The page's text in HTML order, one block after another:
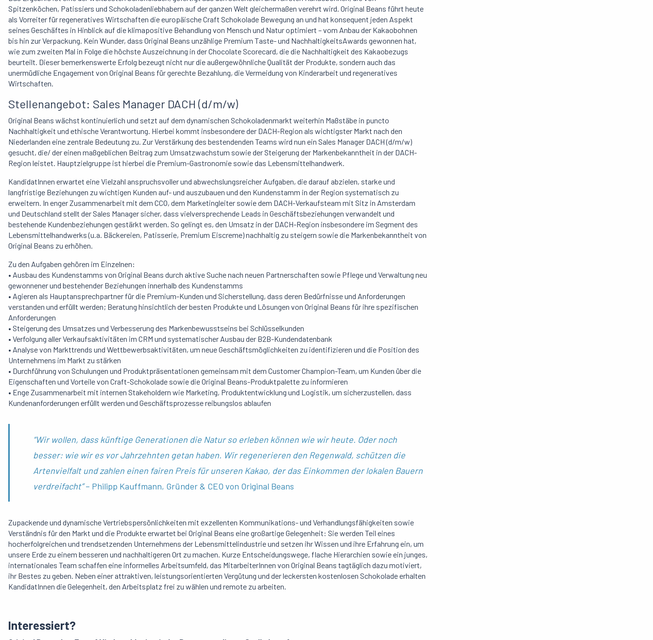
Spitzenköchen, Patissiers und Schokoladenliebhabern auf der ganzen Welt gleichermaßen verehrt wird. Original Beans führt heute
als Vorreiter für regeneratives Wirtschaften die europäische Craft Schokolade Bewegung an und hat konsequent jeden Aspekt
seines Geschäftes in Hinblick auf die klimapositive Behandlung von Mensch und Natur optimiert – vom Anbau der Kakaobohnen
bis hin zur Verpackung. Kein Wunder, dass Original Beans unzählige Premium Taste- und NachhaltigkeitsAwards gewonnen hat,
wie zum zweiten Mal in Folge die höchste Auszeichnung in der Chocolate Scorecard, die die Nachhaltigkeit des Kakaobezugs
beurteilt. Dieser bemerkenswerte Erfolg bezeugt nicht nur die außergewöhnliche Qualität der Produkte, sondern auch das
unermüdliche Engagement von Original Beans für gerechte Bezahlung, die Vermeidung von Kinderarbeit und regeneratives
Wirtschaften.
Stellenangebot: Sales Manager DACH (d/m/w)
Original Beans wächst kontinuierlich und setzt auf dem dynamischen Schokoladenmarkt weiterhin Maßstäbe in puncto
Nachhaltigkeit und ethische Verantwortung. Hierbei kommt insbesondere der DACH-Region als wichtigster Markt nach den
Niederlanden eine zentrale Bedeutung zu. Zur Verstärkung des bestendenden Teams wird nun ein Sales Manager DACH(d/m/w)
gesucht, die/ der einen maßgeblichen Beitrag zum Umsatzwachstum sowie der Steigerung der Markenbekanntheit in der DACH-
Region leistet. Hauptzielgruppe ist hierbei die Premium-Gastronomie sowie das Lebensmittelhandwerk.
KandidatInnen erwartet eine Vielzahl anspruchsvoller und abwechslungsreicher Aufgaben, die darauf abzielen, starke und
langfristige Beziehungen zu wichtigen Kunden auf- und auszubauen und den Kundenstamm in der Region systematisch zu
erweitern. In enger Zusammenarbeit mit dem CCO, dem Marketingleiter sowie dem DACH-Verkaufsteam mit Sitz in Amsterdam
und Deutschland stellt der Sales Manager sicher, dass vielversprechende Leads in Geschäftsbeziehungen verwandelt und
bestehende Kundenbeziehungen gestärkt werden. So gelingt es, den Umsatz in der DACH-Region insbesondere im Segment des
Lebensmittelhandwerks (u.a. Bäckereien, Patisserie, Premium Eiscreme) nachhaltig zu steigern sowie die Markenbekanntheit von
Original Beans zu erhöhen.
Zu den Aufgaben gehören im Einzelnen:
• Ausbau des Kundenstamms von Original Beans durch aktive Suche nach neuen Partnerschaften sowie Pflege und Verwaltung neu
gewonnener und bestehender Beziehungen innerhalb des Kundenstamms
• Agieren als Hauptansprechpartner für die Premium-Kunden und Sicherstellung, dass deren Bedürfnisse und Anforderungen
verstanden und erfüllt werden; Beratung hinsichtlich der besten Produkte und Lösungen von Original Beans für ihre spezifischen
Anforderungen
• Steigerung des Umsatzes und Verbesserung des Markenbewusstseins bei Schlüsselkunden
• Verfolgung aller Verkaufsaktivitäten im CRM und systematischer Ausbau der B2B-Kundendatenbank
• Analyse von Markttrends und Wettbewerbsaktivitäten, um neue Geschäftsmöglichkeiten zu identifizieren und die Position des
Unternehmens im Markt zu stärken
• Durchführung von Schulungen und Produktpräsentationen gemeinsam mit dem Customer Champion-Team, um Kunden über die
Eigenschaften und Vorteile von Craft-Schokolade sowie die Original Beans-Produktpalette zu informieren
• Enge Zusammenarbeit mit internen Stakeholdern wie Marketing, Produktentwicklung und Logistik, um sicherzustellen, dass
Kundenanforderungen erfüllt werden und Geschäftsprozesse reibungslos ablaufen
“Wir wollen, dass künftige Generationen die Natur so erleben können wie wir heute. Oder noch
besser: wie wir es vor Jahrzehnten getan haben. Wir regenerieren den Regenwald, schützen die
Artenvielfalt und zahlen einen fairen Preis für unseren Kakao, der das Einkommen der lokalen Bauern
verdreifacht”– Philipp Kauffmann, Gründer & CEO von Original Beans
Zupackende und dynamische Vertriebspersönlichkeiten mit exzellenten Kommunikations- und Verhandlungsfähigkeiten sowie
Verständnis für den Markt und die Produkte erwartet bei Original Beans eine großartige Gelegenheit: Sie werden Teil eines
hocherfolgreichen und trendsetzenden Unternehmens der Lebensmittelindustrie und setzen ihr Wissen und ihre Erfahrung ein, um
unsere Erde zu einem besseren und nachhaltigeren Ort zu machen. Kurze Entscheidungswege, flache Hierarchien sowie ein junges,
internationales Team schaffen eine informelles Arbeitsumfeld, das MitarbeiterInnen von Original Beans tagtäglich dazu motiviert,
ihr Bestes zu geben. Neben einer attraktiven, leistungsorientierten Vergütung und der leckersten kostenlosen Schokolade erhalten
KandidatInnen die Gelegenheit, den Arbeitsplatz frei zu wählen und remote zu arbeiten.
Interessiert?